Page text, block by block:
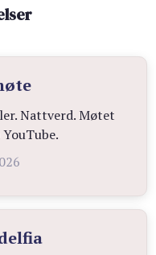
Nattverd. Møtet